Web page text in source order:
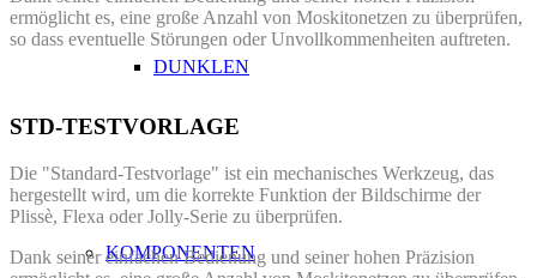
DUNKLEN
KOMPONENTEN
ermöglicht es, eine große Anzahl von Moskitonetzen zu überprüfen,
so dass eventuelle Störungen oder Unvollkommenheiten auftreten.
STD-TESTVORLAGE
Die "Standard-Testvorlage" ist ein mechanisches Werkzeug, das
hergestellt wird, um die korrekte Funktion der Bildschirme der
Plissè, Flexa oder Jolly-Serie zu überprüfen.
Dank seiner einfachen Bedienung und seiner hohen Präzision